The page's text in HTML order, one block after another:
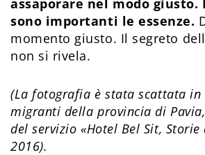
assaporare nel modo giusto.
sono importanti le essenze.
momento giusto. Il segreto
non si rivela.
(La fotografia è stata scattata in
migranti della provincia di
del servizio «Hotel Bel Sit,
2016).